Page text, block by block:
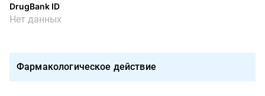
DrugBank ID
Нет данных
Фармакологическое действие